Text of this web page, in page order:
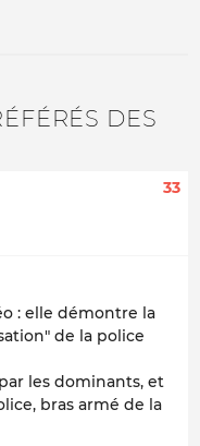
DES
33
: elle démontre la
de la police
les dominants, et
bras armé de la